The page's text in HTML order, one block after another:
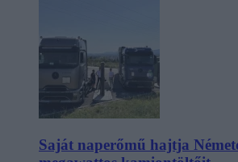
Saját naperőmű hajtja